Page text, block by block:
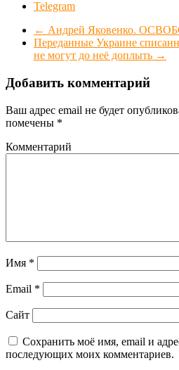
Telegram
← Андрей Яковенко.
Переданные Украине
не могут до неё доплыть →
Добавить комментарий
Ваш адрес email не будет
помечены *
Комментарий
Имя *
Email *
Сайт
Сохранить моё имя, email и
последующих моих комментариев.